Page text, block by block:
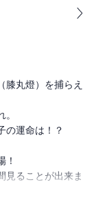
膝丸燈）を捕らえ
の運命は！？
！
見ることが出来ま